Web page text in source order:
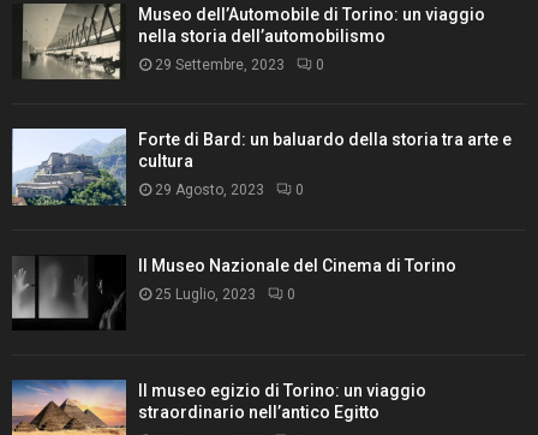
Museo dell’Automobile di Torino: un viaggio
nella storia dell’automobilismo
29 Settembre, 2023 0
Forte di Bard: un baluardo della storia tra arte e
cultura
29 Agosto, 2023 0
Il Museo Nazionale del Cinema di Torino
25 Luglio, 2023 0
Il museo egizio di Torino: un viaggio
straordinario nell’antico Egitto